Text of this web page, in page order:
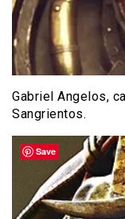
Gabriel Angelos,
Sangrientos.
Save